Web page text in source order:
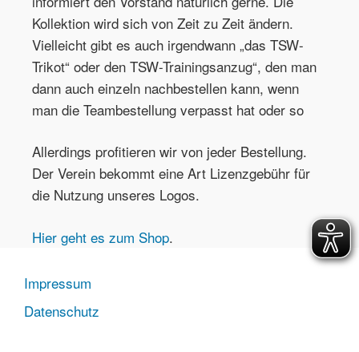
Kollektion wird sich von Zeit zu Zeit ändern.
Vielleicht gibt es auch irgendwann „das TSW-
Trikot“ oder den TSW-Trainingsanzug“, den man
dann auch einzeln nachbestellen kann, wenn
man die Teambestellung verpasst hat oder so
Allerdings profitieren wir von jeder Bestellung.
Der Verein bekommt eine Art Lizenzgebühr für
die Nutzung unseres Logos.
Hier geht es zum Shop.
Impressum
Datenschutz